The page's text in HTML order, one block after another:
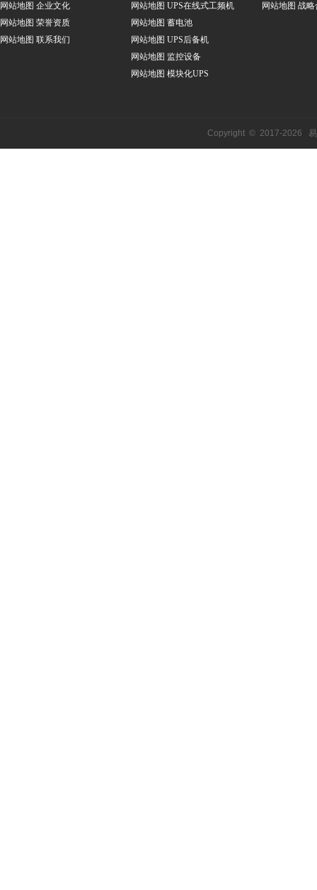
网站地图 企业文化
网站地图 荣誉资质
网站地图 联系我们
网站地图 UPS在线式工频机
网站地图 蓄电池
网站地图 UPS后备机
网站地图 监控设备
网站地图 模块化UPS
网站地图 战略
Copyright © 2017-2026